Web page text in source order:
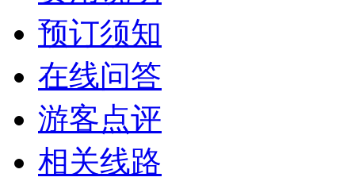
预订须知
在线问答
游客点评
相关线路